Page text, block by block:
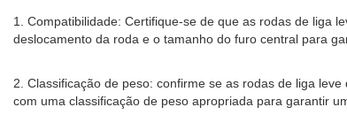
1. Compatibilidade: Certifique-se de que as rodas de liga
deslocamento da roda e o tamanho do furo central para
2. Classificação de peso: confirme se as rodas de liga
com uma classificação de peso apropriada para garantir